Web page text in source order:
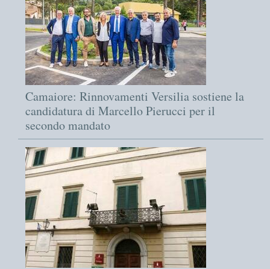
Camaiore: Rinnovamenti Versilia sostiene la
candidatura di Marcello Pierucci per il
secondo mandato